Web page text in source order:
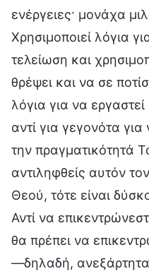
ενέργειες· μονάχα
Χρησιμοποιεί λόγια
τελείωση και
θρέψει και να σε
λόγια για να εργαστεί
αντί για γεγονότα
την πραγματικότητά
αντιληφθείς αυτόν
Θεού, τότε είναι
Αντί να
θα πρέπει να
—δηλαδή,